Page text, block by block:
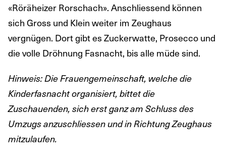
«Röräheizer Rorschach». Anschliessend können
sich Gross und Klein weiter im Zeughaus
vergnügen. Dort gibt es Zuckerwatte, Prosecco und
die volle Dröhnung Fasnacht, bis alle müde sind.
Hinweis: Die Frauengemeinschaft, welche die
Kinderfasnacht organisiert, bittet die
Zuschauenden, sich erst ganz am Schluss des
Umzugs anzuschliessen und in Richtung Zeughaus
mitzulaufen.